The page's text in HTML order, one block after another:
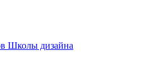
Школы дизайна